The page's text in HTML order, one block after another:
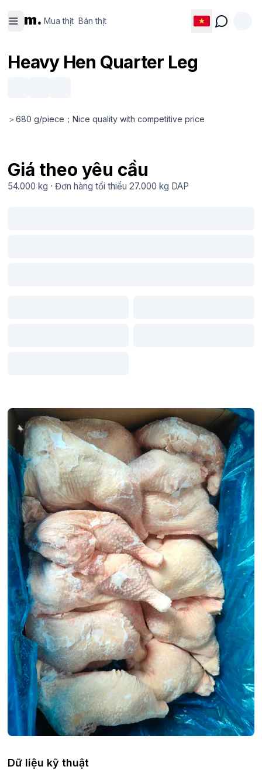
m. Mua thịt Bán thịt
Heavy Hen Quarter Leg
＞680 g/piece；Nice quality with competitive price
Giá theo yêu cầu
54.000 kg ·Đơn hàng tối thiểu 27.000 kg DAP
Dữ liệu kỹ thuật